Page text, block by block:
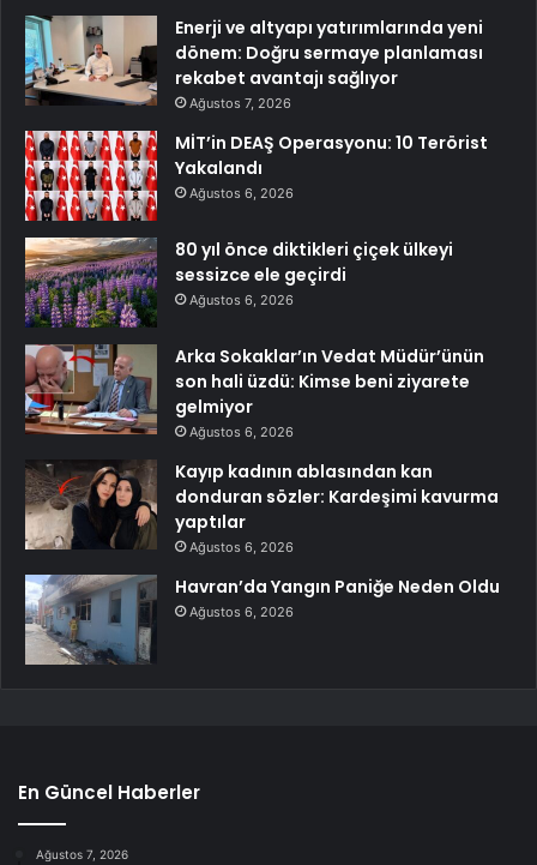
Enerji ve altyapı yatırımlarında yeni
dönem: Doğru sermaye planlaması
rekabet avantajı sağlıyor
Ağustos 7, 2026
MİT’in DEAŞ Operasyonu: 10 Terörist
Yakalandı
Ağustos 6, 2026
80 yıl önce diktikleri çiçek ülkeyi
sessizce ele geçirdi
Ağustos 6, 2026
Arka Sokaklar’ın Vedat Müdür’ünün
son hali üzdü: Kimse beni ziyarete
gelmiyor
Ağustos 6, 2026
Kayıp kadının ablasından kan
donduran sözler: Kardeşimi kavurma
yaptılar
Ağustos 6, 2026
Havran’da Yangın Paniğe Neden Oldu
Ağustos 6, 2026
En Güncel Haberler
Ağustos 7, 2026